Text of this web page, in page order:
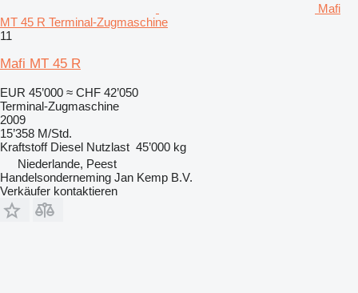
Mafi
MT 45 R Terminal-Zugmaschine
11
Mafi MT 45 R
EUR 45’000 ≈ CHF 42’050
Terminal-Zugmaschine
2009
15’358 M/Std.
Kraftstoff Diesel Nutzlast 45’000 kg
Niederlande, Peest
Handelsonderneming Jan Kemp B.V.
Verkäufer kontaktieren